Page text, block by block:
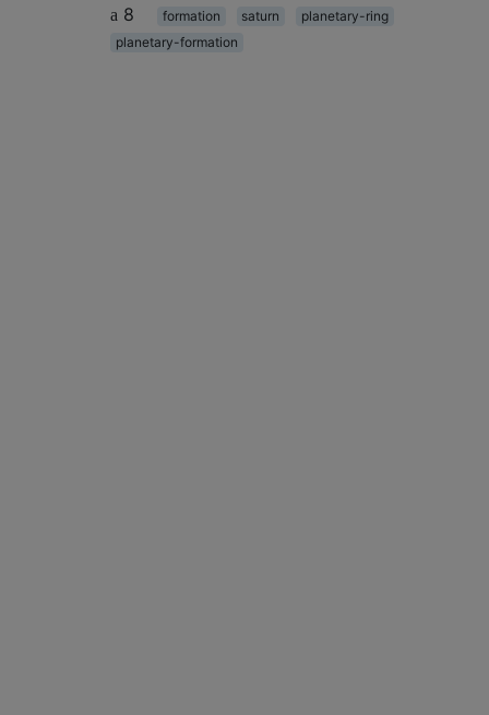
8
formation saturn
planetary-ring
planetary-formation